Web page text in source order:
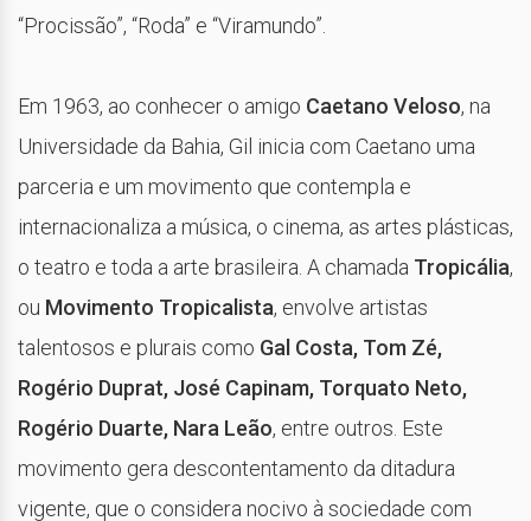
“Procissão”, “Roda” e “Viramundo”.
Em 1963, ao conhecer o amigo Caetano Veloso, na
Universidade da Bahia, Gil inicia com Caetano uma
parceria e um movimento que contempla e
internacionaliza a música, o cinema, as artes plásticas,
o teatro e toda a arte brasileira. A chamada Tropicália,
ou Movimento Tropicalista, envolve artistas
talentosos e plurais como Gal Costa, Tom Zé,
Rogério Duprat, José Capinam, Torquato Neto,
Rogério Duarte, Nara Leão, entre outros. Este
movimento gera descontentamento da ditadura
vigente, que o considera nocivo à sociedade com